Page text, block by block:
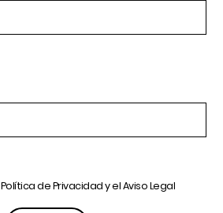
Política de Privacidady elAviso Legal